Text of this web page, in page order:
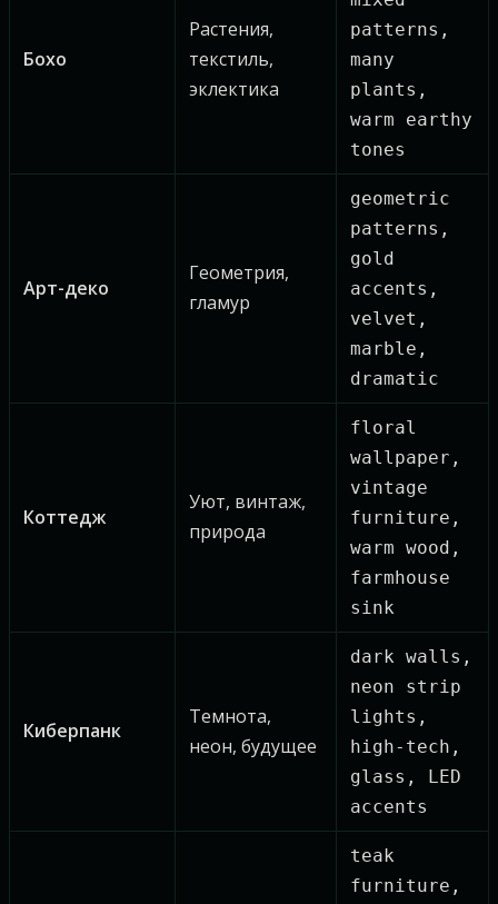
Бохо
Растения,
текстиль,
эклектика
patterns,
many
plants,
warm earthy
tones
Арт-деко
Геометрия,
гламур
geometric
patterns,
gold
accents,
velvet,
marble,
dramatic
Коттедж
Уют, винтаж,
природа
floral
wallpaper,
vintage
furniture,
warm wood,
farmhouse
sink
Киберпанк
Темнота,
неон, будущее
dark walls,
neon strip
lights,
high-tech,
glass, LED
accents
teak
furniture,